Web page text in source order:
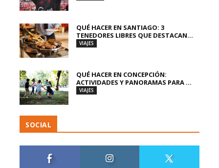
QUÉ HACER EN SANTIAGO: 3
TENEDORES LIBRES QUE DESTACAN...
VIAJES
QUÉ HACER EN CONCEPCIÓN:
ACTIVIDADES Y PANORAMAS PARA ...
VIAJES
SOCIAL